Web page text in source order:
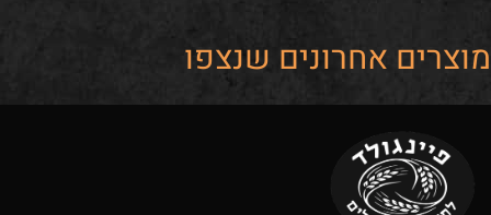
מוצרים אחרונים שנצפו